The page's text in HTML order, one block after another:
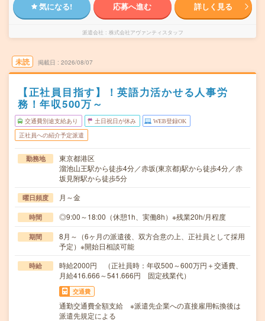
気になる! 応募へ進む 詳しく見る
派遣会社 株式会社アヴァンティスタッフ
未読 掲載日 2026/08/07
【正社員目指す】！英語力活かせる人事労
務！年収500万～
交通費別途支給あり 土日祝日が休み WEB登録OK
正社員への紹介予定派遣
勤務地
東京都港区
溜池山王駅から徒歩4分／赤坂(東京都)駅から徒歩4分／赤
坂見附駅から徒歩5分
曜日頻度 月～金
時間 ◎9:00～18:00（休憩1h、実働8h）※残業20h/月程度
期間
8月～（6ヶ月の派遣後、双方合意の上、正社員として採用
予定）※開始日相談可能
時給
時給2000円 （正社員時：年収500～600万円＋交通費、
月給416.666～541.666円 固定残業代）
交通費
通勤交通費全額支給 ※派遣先企業への直接雇用転換後は
派遣先規定による